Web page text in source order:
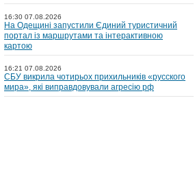
16:30 07.08.2026
На Одещині запустили Єдиний туристичний
портал із маршрутами та інтерактивною
картою
16:21 07.08.2026
СБУ викрила чотирьох прихильників «русского
мира», які виправдовували агресію рф